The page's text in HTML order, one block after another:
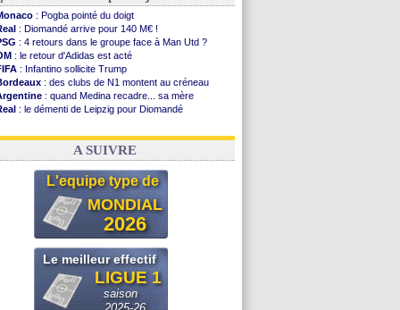
: Pogba pointé du doigt
: Diomandé arrive pour 140 M€ !
: 4 retours dans le groupe face à Man Utd ?
: le retour d'Adidas est acté
: Infantino sollicite Trump
: des clubs de N1 montent au créneau
: quand Medina recadre... sa mère
: le démenti de Leipzig pour Diomandé
: Paixão attire un 2e club anglais
A SUIVRE
L'equipe type de
MONDIAL
2026
Le meilleur effectif
LIGUE 1
saison